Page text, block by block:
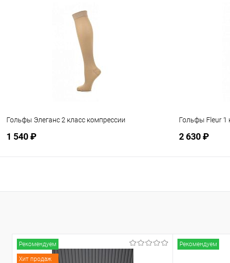
Гольфы Элеганс 2 класс компрессии
1 540 ₽
Гольфы Fleur 1
2 630 ₽
Рекомендуем
Хит продаж
Рекомендуем